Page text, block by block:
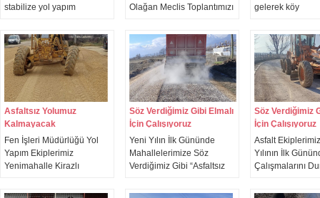
stabilize yol yapım
Stabilize çalışmalarımızın
ardından en kısa sürede
asfalt çalışmalarımıza
başlayacağız. Mahallemize
hayırlı olsun.
Olağan Meclis Toplantımızı
kararların ilçemize hayırlar
getirmesini diliyorum.
gelerek köy
ettiğimiz boya
çalışmalarımızı
Başkan
Şefik Cambolat
yerinde
Asfaltsız Yolumuz
Kalmayacak
Fen İşleri Müdürlüğü Yol
Yapım Ekiplerimiz
Yenimahalle Kirazlı
yol hazırlık çalışmalarımıza
Söz Verdiğimiz Gibi Elmalı
İçin Çalışıyoruz
Yeni Yılın İlk Gününde
Mahallelerimize Söz
Verdiğimiz Gibi “Asfaltsız
Kalmayacak” Anlayışımızla
Söz Verdiğimiz
İçin Çalışıyoruz
Asfalt
Yılının İlk
Çalışmalarını
Jandarma